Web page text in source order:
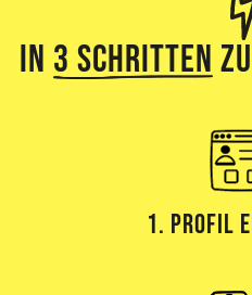
In 3 Schritten
1. Profil